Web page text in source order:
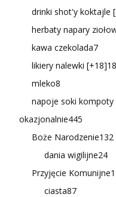
drinki shot'y koktajle
herbaty napary
kawa czekolada7
likiery nalewki [+18]18
mleko8
napoje soki
okazjonalnie445
Boże Narodzenie132
dania wigilijne24
Przyjęcie Komunijne
ciasta87